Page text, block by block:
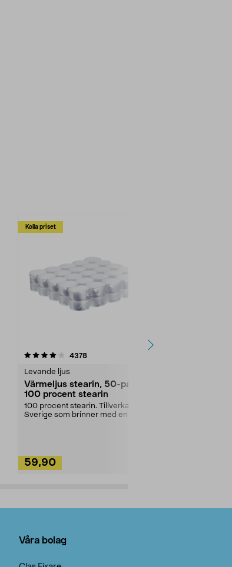
Kolla priset
4378recensioner
Levande ljus
Värmeljus stearin, 50-pack,
100 procent stearin
100 procent stearin. Tillverkade i
Sverige som brinner med en
59,90
4.5av 5 stjärnor
Våra bolag